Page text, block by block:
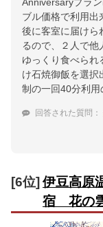
ブル価格で利用出
後に客室に届けら
るので、２人で他
ゆっくり食べられ
け石焼御飯を選択
制の一回40分利用
回答された質問：
[6位] 伊豆高原
宿 花の